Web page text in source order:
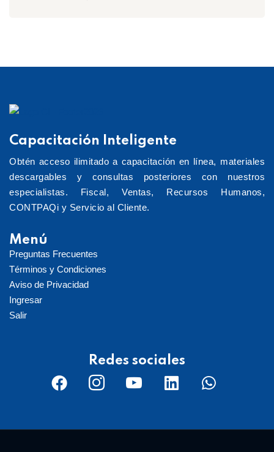
Capacitación Inteligente
Obtén acceso ilimitado a capacitación en línea, materiales
descargables y consultas posteriores con nuestros
especialistas. Fiscal, Ventas, Recursos Humanos,
CONTPAQi y Servicio al Cliente.
Menú
Preguntas Frecuentes
Términos y Condiciones
Aviso de Privacidad
Ingresar
Salir
Redes sociales